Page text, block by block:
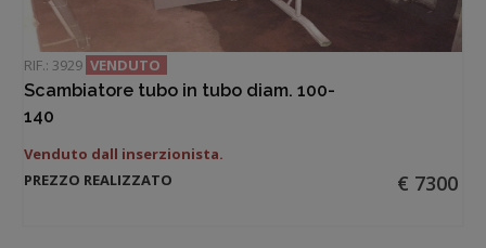
RIF.: 3929 VENDUTO
Scambiatore tubo in tubo diam. 100-
140
Venduto dall inserzionista.
PREZZO REALIZZATO
€ 7300